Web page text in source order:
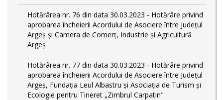
Hotărârea nr. 76 din data 30.03.2023 - Hotărâre privind
aprobarea încheierii Acordului de Asociere între Județul
Argeș și Camera de Comerț, Industrie și Agricultură
Argeș
Hotărârea nr. 77 din data 30.03.2023 - Hotărâre privind
aprobarea încheierii Acordului de Asociere între Județul
Argeș, Fundația Leul Albastru și Asociația de Turism și
Ecologie pentru Tineret „Zimbrul Carpatin"